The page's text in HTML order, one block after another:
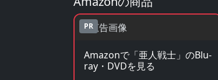
PR
Amazonで「亜人戦士」のBlu-
ray・DVDを見る